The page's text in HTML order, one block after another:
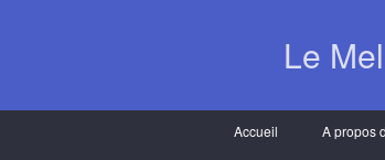
Le
Accueil A propos